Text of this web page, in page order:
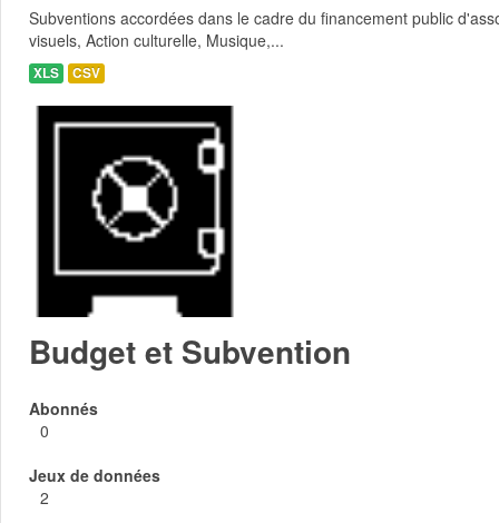
Subventions accordées dans le cadre du financement public
visuels, Action culturelle, Musique,...
XLS CSV
Budget et Subvention
Abonnés
0
Jeux de données
2